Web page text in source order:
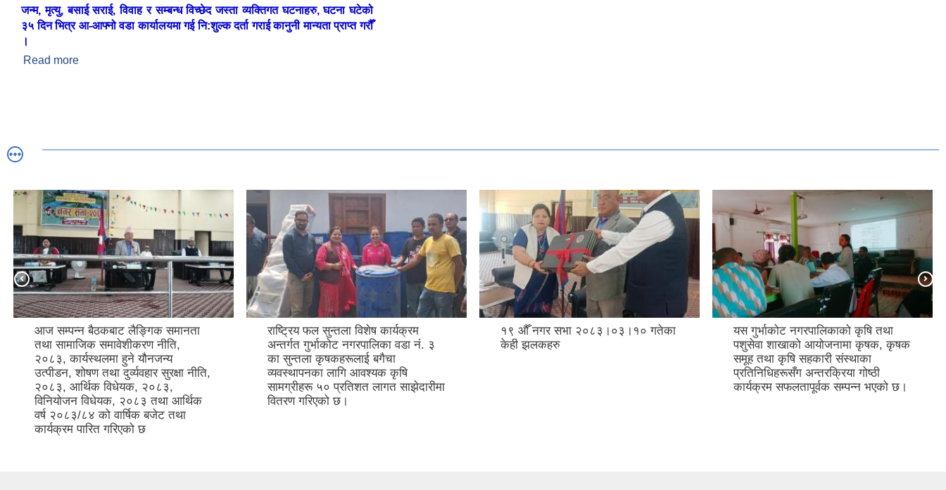
जन्म, मृत्यु, बसाई सराई, विवाह र सम्बन्ध विच्छेद जस्ता व्यक्तिगत घटनाहरु, घटना घटेको
३५ दिन भित्र आ-आफ्नो वडा कार्यालयमा गई नि:शुल्क दर्ता गराई कानुनी मान्यता प्राप्त गरौँ
।
Read more
आज सम्पन्न बैठकबाट लैङ्गिक समानता
तथा सामाजिक समावेशीकरण नीति,
२०८३, कार्यस्थलमा हुने यौनजन्य
उत्पीडन, शोषण तथा दुर्व्यवहार सुरक्षा नीति,
२०८३, आर्थिक विधेयक, २०८३,
विनियोजन विधेयक, २०८३ तथा आर्थिक
वर्ष २०८३/८४ को वार्षिक बजेट तथा
कार्यक्रम पारित गरिएको छ
राष्ट्रिय फल सुन्तला विशेष कार्यक्रम
अन्तर्गत गुर्भाकोट नगरपालिका वडा नं. ३
का सुन्तला कृषकहरूलाई बगैचा
व्यवस्थापनका लागि आवश्यक कृषि
सामग्रीहरू ५० प्रतिशत लागत साझेदारीमा
वितरण गरिएको छ।
१९ ‍औँ नगर सभा २०८३।०३।१० गतेका
केही झलकहरु
यस गुर्भाकोट नगरपालिकाको कृषि तथा
पशुसेवा शाखाको आयोजनामा कृषक, कृषक
समूह तथा कृषि सहकारी संस्थाका
प्रतिनिधिहरूसँग अन्तरक्रिया गोष्ठी
कार्यक्रम सफलतापूर्वक सम्पन्न भएको छ।